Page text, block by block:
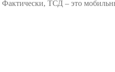
ТСД – это